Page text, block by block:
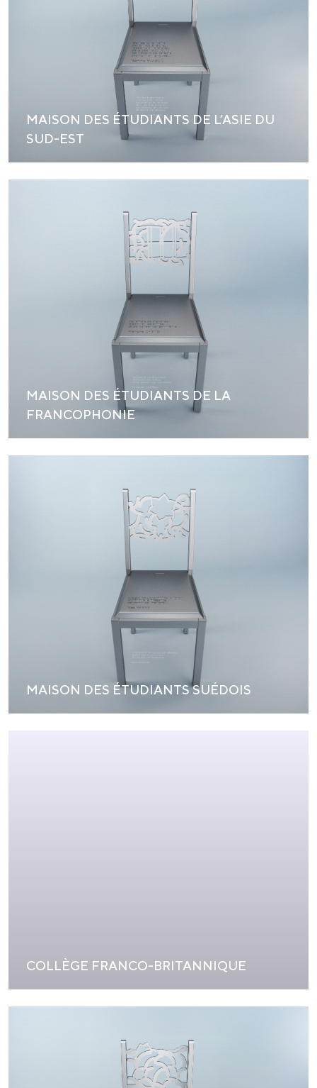
MAISON DES ÉTUDIANTS DE L’ASIE DU
SUD-EST
MAISON DES ÉTUDIANTS DE LA
FRANCOPHONIE
MAISON DES ÉTUDIANTS SUÉDOIS
COLLÈGE FRANCO-BRITANNIQUE